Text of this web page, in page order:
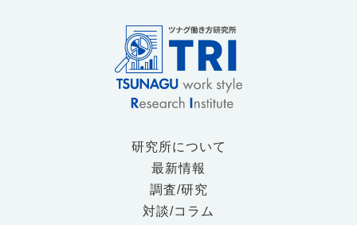
研究所について
最新情報
調査/研究
対談/コラム